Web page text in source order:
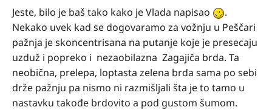
Jeste, bilo je baš tako kako je Vlada napisao
.
Nekako uvek kad se dogovaramo za vožnju u Peščari
pažnja je skoncentrisana na putanje koje je presecaju
uzduž i popreko i nezaobilazna Zagajiča brda. Ta
neobična, prelepa, loptasta zelena brda sama po sebi
drže pažnju pa nismo ni razmišljali šta je to tamo u
nastavku takođe brdovito a pod gustom šumom.